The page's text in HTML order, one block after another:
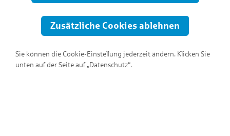
Zusätzliche Cookies ablehnen
Sie können die Cookie-Einstellung jederzeit ändern. Klicken Sie
unten auf der Seite auf „Datenschutz“.